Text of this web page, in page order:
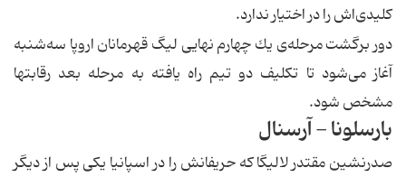
كلیدی‌اش را در اختیار ندارد.
دور برگشت مرحله‌ی یك چهارم نهایی لیگ قهرمانان اروپا سه‌شنبه
آغاز می‌شود تا تكلیف دو تیم راه یافته به مرحله بعد رقابتها
مشخص شود.
بارسلونا - آرسنال
صدرنشین مقتدر لالیگا كه حریفانش را در اسپانیا یكی پس از دیگر